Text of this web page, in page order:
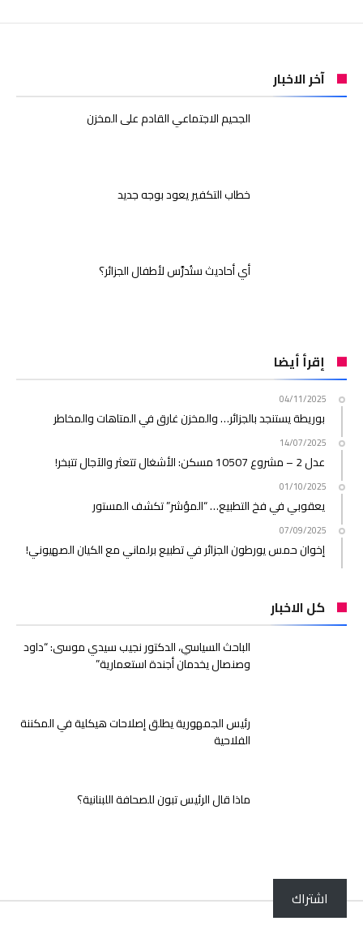
آخر الاخبار
الجحيم الاجتماعي القادم على المخزن
خطاب التكفير يعود بوجه جديد
أي أحاديث ستُدرَّس لأطفال الجزائر؟
إقرأ أيضا
04/11/2025
بوريطة يستنجد بالجزائر… والمخزن غارق في المتاهات والمخاطر
14/07/2025
عدل 2 – مشروع 10507 مسكن: الأشغال تتعثر والآجال تتبخر!
01/10/2025
يعقوبي في فخ التطبيع… “المؤشر” تكشف المستور
07/09/2025
إخوان حمس يورطون الجزائر في تطبيع برلماني مع الكيان الصهيوني!
كل الاخبار
الباحث السياسي، الدكتور نجيب سيدي موسى: “داود
وصنصال يخدمان أجندة استعمارية”
رئيس الجمهورية يطلق إصلاحات هيكلية في المكننة
الفلاحية
ماذا قال الرئيس تبون للصحافة اللبنانية؟
اشتراك